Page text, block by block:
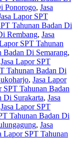
Ponorogo, Jasa
Lapor SPT
Tahunan Badan Di
Rembang, Jasa
SPT Tahunan
Badan Di Semarang,
Jasa Lapor SPT
Tahunan Badan Di
, Jasa Lapor
SPT Tahunan Badan
Di Surakarta, Jasa
Jasa Lapor SPT
Tahunan Badan Di
, Jasa
Lapor SPT Tahunan